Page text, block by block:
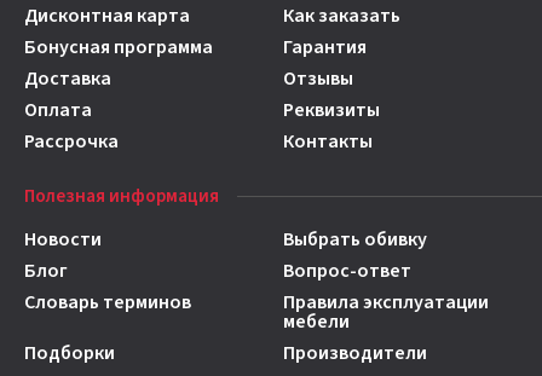
Дисконтная карта
Как заказать
Бонусная программа
Гарантия
Доставка
Отзывы
Оплата
Реквизиты
Рассрочка
Контакты
Полезная информация
Новости
Выбрать обивку
Блог
Вопрос-ответ
Словарь терминов
Правила эксплуатации
мебели
Подборки
Производители